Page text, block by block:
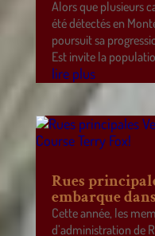
Alors que plusieurs
été détectés en
poursuit sa
Est invite la
lire plus
Rues
embarque
Cette année, les
d’administration de